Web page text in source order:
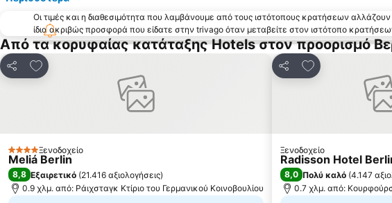
Οι τιμές και η διαθεσιμότητα που λαμβάνουμε από τους ιστότοπους κρατήσεων
ίδια ακριβώς προσφορά που είδατε στην trivago όταν μεταβείτε στον ιστότοπο
Από τα κορυφαίας κατάταξης Hotels στον προορισμό
Κοινοποίηση
Προσθήκη στα αγαπημένα
4 ΑστέριαΞενοδοχείο
Meliá Berlin
8,8 Εξαιρετικό (21.416 αξιολογήσεις)
0.9 χλμ. από: Ράιχσταγκ Κτίριο του Γερμανικού Κοινοβουλίου
Κοινοποίηση
Προσθήκη στα
Ξενοδοχείο
Radisson Hotel
8,0 Πολύ καλό (4.147
0.7 χλμ. από: